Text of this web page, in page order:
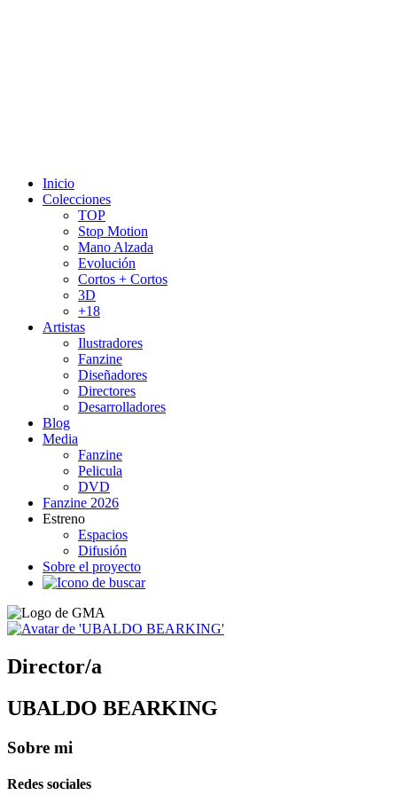
Inicio
Colecciones
TOP
Stop Motion
Mano Alzada
Evolución
Cortos + Cortos
3D
+18
Artistas
Ilustradores
Fanzine
Diseñadores
Directores
Desarrolladores
Blog
Media
Fanzine
Pelicula
DVD
Fanzine 2026
Estreno
Espacios
Difusión
Sobre el proyecto
Director/a
UBALDO BEARKING
Sobre mi
Redes sociales